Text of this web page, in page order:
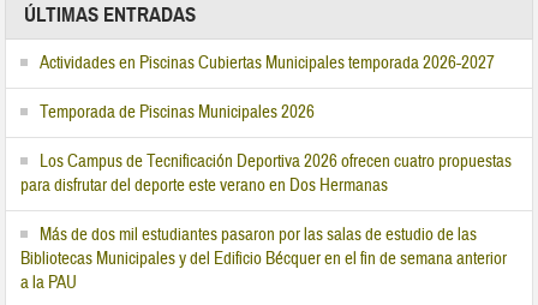
ÚLTIMAS ENTRADAS
Actividades en Piscinas Cubiertas Municipales temporada 2026-2027
Temporada de Piscinas Municipales 2026
Los Campus de Tecnificación Deportiva 2026 ofrecen cuatro propuestas
para disfrutar del deporte este verano en Dos Hermanas
Más de dos mil estudiantes pasaron por las salas de estudio de las
Bibliotecas Municipales y del Edificio Bécquer en el fin de semana anterior
a la PAU